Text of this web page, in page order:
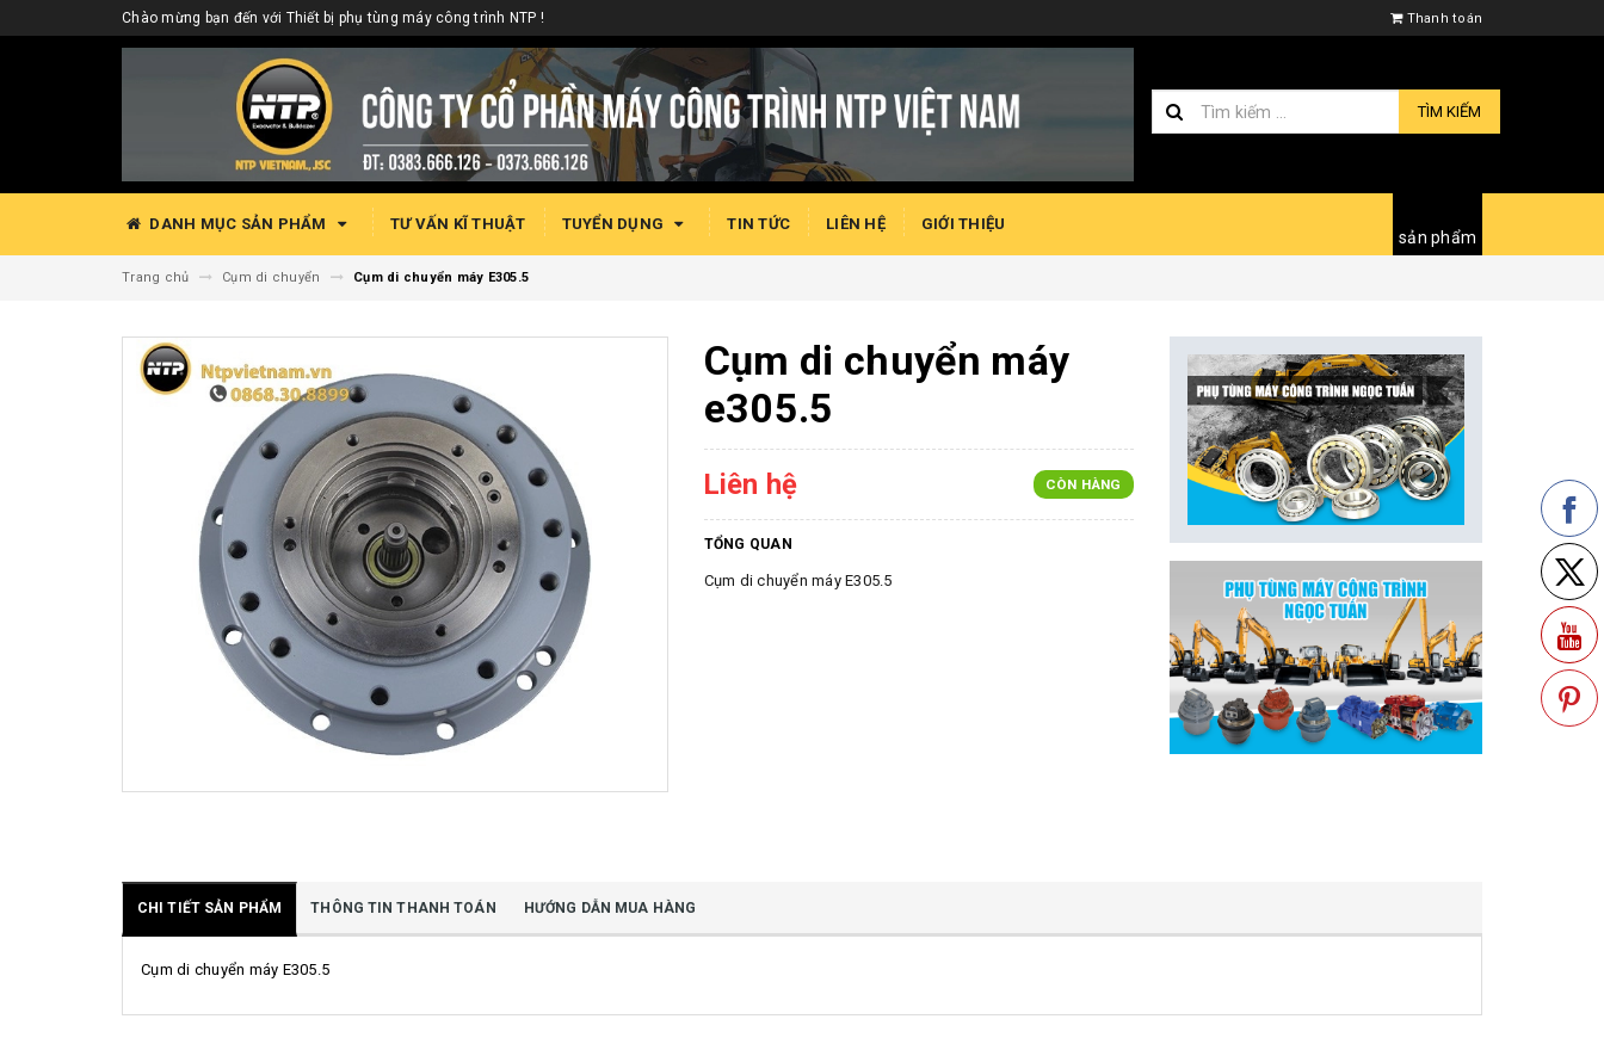
Chào mừng bạn đến với Thiết bị phụ tùng máy công trình NTP ! Thanh toán
TÌM KIẾM
DANH MỤC SẢN PHẨM TƯ VẤN KĨ THUẬT TUYỂN DỤNG TIN TỨC LIÊN HỆ GIỚI THIỆU
sản phẩm
Trang chủ Cụm di chuyển Cụm di chuyển máy E305.5
Cụm di chuyển máy
e305.5
Liên hệ CÒN HÀNG
TỔNG QUAN
Cụm di chuyển máy E305.5
CHI TIẾT SẢN PHẨM THÔNG TIN THANH TOÁN HƯỚNG DẪN MUA HÀNG
Cụm di chuyển máy E305.5